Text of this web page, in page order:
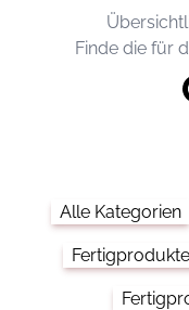
Finde die für
Alle Kategorien
Fertigprodukte